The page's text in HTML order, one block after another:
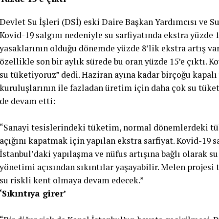
Devlet Su İşleri (DSİ) eski Daire Başkan Yardımcısı ve
Kovid-19 salgını nedeniyle su sarfiyatında ekstra yüzde
yasaklarının olduğu dönemde yüzde 8’lik ekstra artış
özellikle son bir aylık sürede bu oran yüzde 15’e çıktı.
su tüketiyoruz” dedi. Haziran ayına kadar birçoğu
kuruluşlarının ile fazladan üretim için daha çok su
de devam etti:
“Sanayi tesislerindeki tüketim, normal dönemlerdeki
açığını kapatmak için yapılan ekstra sarfiyat. Kovid-19
İstanbul’daki yapılaşma ve nüfus artışına bağlı olarak
yönetimi açısından sıkıntılar yaşayabilir. Melen
su riskli kent olmaya devam edecek.”
‘Sıkıntıya girer’